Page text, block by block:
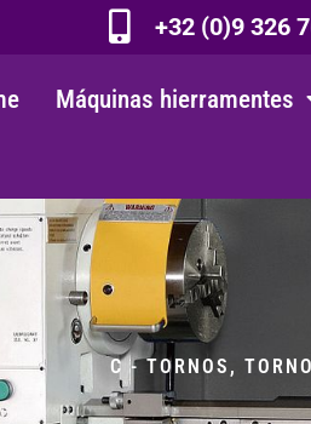
+32 (0)9 326
Máquinas hierramentes
C - TORNOS ,